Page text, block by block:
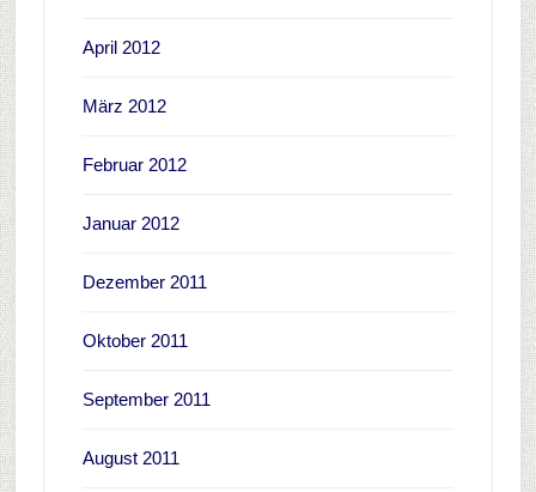
April 2012
März 2012
Februar 2012
Januar 2012
Dezember 2011
Oktober 2011
September 2011
August 2011